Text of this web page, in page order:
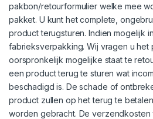
pakbon/retourformulier welke mee
pakket. U kunt het complete,
product terugsturen. Indien mogelijk
fabrieksverpakking. Wij vragen u het
oorspronkelijk mogelijke staat te
een product terug te sturen wat
beschadigd is. De schade of
product zullen op het terug te
worden gebracht. De